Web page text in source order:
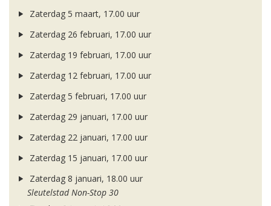
Zaterdag 5 maart, 17.00 uur
Zaterdag 26 februari, 17.00 uur
Zaterdag 19 februari, 17.00 uur
Zaterdag 12 februari, 17.00 uur
Zaterdag 5 februari, 17.00 uur
Zaterdag 29 januari, 17.00 uur
Zaterdag 22 januari, 17.00 uur
Zaterdag 15 januari, 17.00 uur
Zaterdag 8 januari, 18.00 uur
Sleutelstad Non-Stop 30